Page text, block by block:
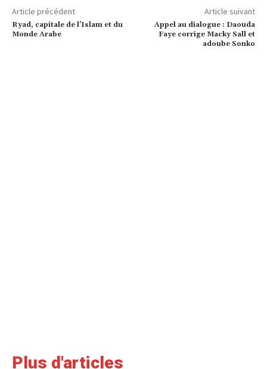
Article précédent
Ryad, capitale de l’Islam et du
Monde Arabe
Article suivant
Appel au dialogue : Daouda
Faye corrige Macky Sall et
adoube Sonko
Plus d'articles